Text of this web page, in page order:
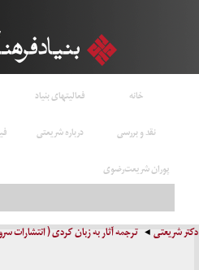
خانه فعالیتهای بنیاد
نقد و بررسی
درباره شریعتی
پوران شریعت‌رضوی
دکتر شریعتی ترجمه آثار به زبان کردی ( انتشارات سروش